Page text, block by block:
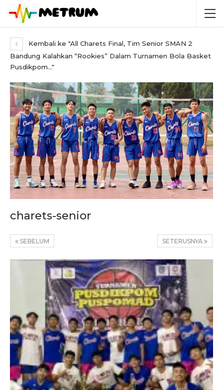
Kembali ke "All Charets Final, Tim Senior SMAN 2
Bandung Kalahkan “Rookies” Dalam Turnamen Bola Basket
Pusdikpom…"
charets-senior
SETERUSNYA
SEBELUM